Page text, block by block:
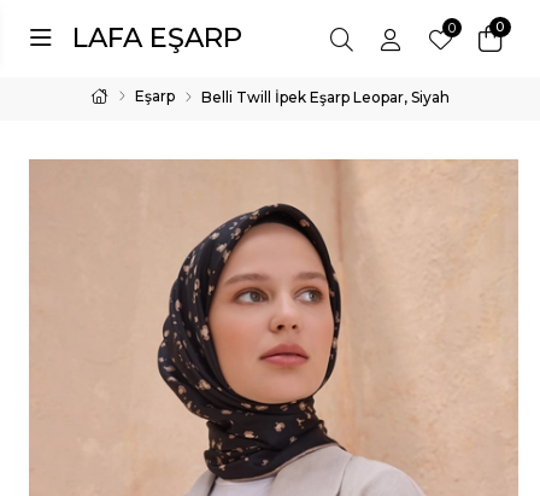
LAFA EŞARP 0
0
Eşarp Belli Twill İpek Eşarp Leopar, Siyah